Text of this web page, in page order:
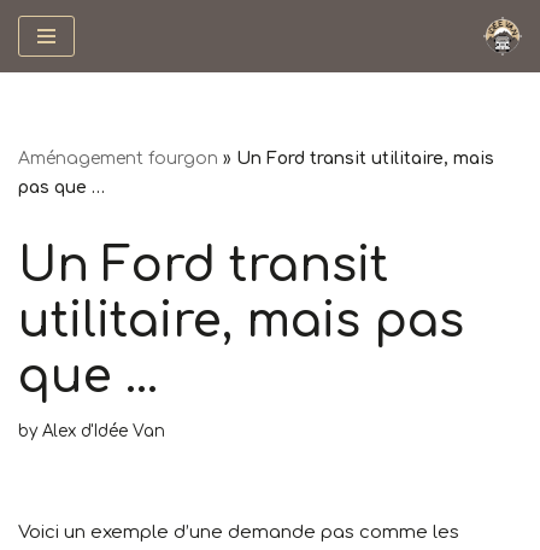
Aménagement fourgon » Un Ford transit utilitaire, mais
pas que …
Un Ford transit
utilitaire, mais pas
que …
by Alex d'Idée Van
Voici un exemple d’une demande pas comme les